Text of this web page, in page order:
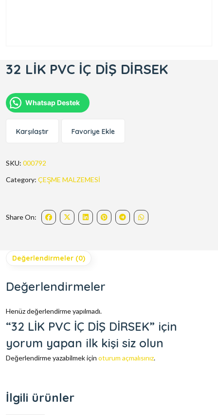
32 LİK PVC İÇ DİŞ DİRSEK
Whatsap Destek
Karşılaştır Favoriye Ekle
SKU: 000792
Category: ÇEŞME MALZEMESİ
Share On:
Değerlendirmeler (0)
Değerlendirmeler
Henüz değerlendirme yapılmadı.
“32 LİK PVC İÇ DİŞ DİRSEK” için
yorum yapan ilk kişi siz olun
Değerlendirme yazabilmek için oturum açmalısınız.
İlgili ürünler